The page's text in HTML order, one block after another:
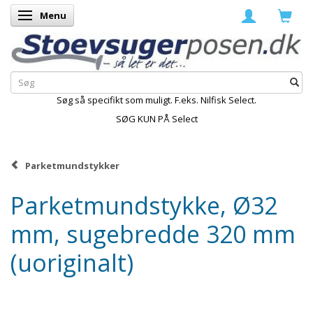
Skifte navigation
Menu
Søg så specifikt som muligt. F.eks. Nilfisk Select.
SØG KUN PÅ Select
Parketmundstykker
Parketmundstykke, Ø32
mm, sugebredde 320 mm
(uoriginalt)